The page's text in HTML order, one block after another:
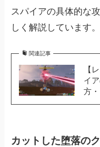
スパイアの具体的な
しく解説しています。
関連記事
【
イ
方
カットした堕落の